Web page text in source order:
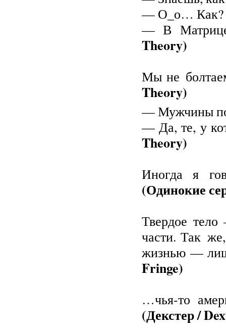
— О_о… Как?
— В
Theory)
Мы не
Theory)
— Мужчины
— Да, те, у
Theory)
Иногда я
(Одинокие
Твердое
части. Так
жизнью —
Fringe)
…чья-то
(Декстер /